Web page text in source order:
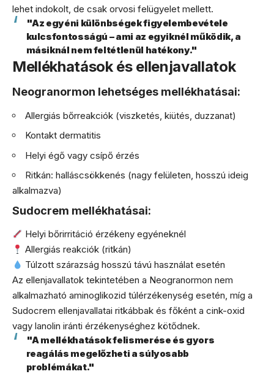
lehet indokolt, de csak orvosi felügyelet mellett.
"Az egyéni különbségek figyelembevétele
kulcsfontosságú – ami az egyiknél működik, a
másiknál nem feltétlenül hatékony."
Mellékhatások és ellenjavallatok
Neogranormon lehetséges mellékhatásai:
Allergiás bőrreakciók (viszketés, kiütés, duzzanat)
Kontakt dermatitis
Helyi égő vagy csípő érzés
Ritkán: halláscsökkenés (nagy felületen, hosszú ideig
alkalmazva)
Sudocrem mellékhatásai:
Helyi bőrirritáció érzékeny egyéneknél
Allergiás reakciók (ritkán)
Túlzott szárazság hosszú távú használat esetén
Az ellenjavallatok tekintetében a Neogranormon nem
alkalmazható aminoglikozid túlérzékenység esetén, míg a
Sudocrem ellenjavallatai ritkábbak és főként a cink-oxid
vagy lanolin iránti érzékenységhez kötődnek.
"A mellékhatások felismerése és gyors
reagálás megelőzheti a súlyosabb
problémákat."